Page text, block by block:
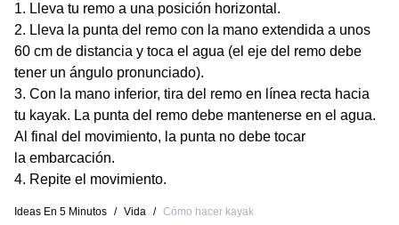
Lleva tu remo a una posición horizontal.
Lleva la punta del remo con la mano extendida a unos
60 cm de distancia y toca el agua (el eje del remo debe
tener un ángulo pronunciado).
Con la mano inferior, tira del remo en línea recta hacia
tu kayak. La punta del remo debe mantenerse en el agua.
Al final del movimiento, la punta no debe tocar
la embarcación.
Repite el movimiento.
Ideas En 5 Minutos / Vida / Cómo hacer kayak